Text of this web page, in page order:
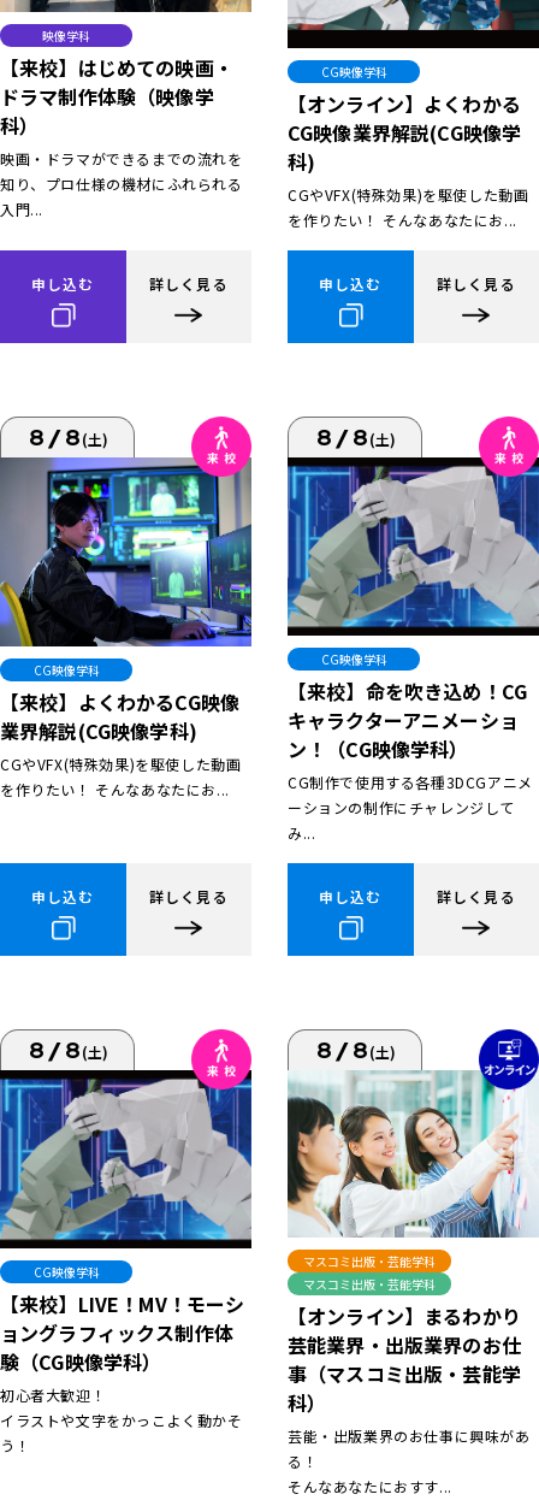
映像学科
【来校】はじめての映画・
ドラマ制作体験（映像学
科）
映画・ドラマができるまでの流れを
知り、プロ仕様の機材にふれられる
入門...
申し込む 詳しく見る
CG映像学科
【オンライン】よくわかる
CG映像業界解説(CG映像学
科)
CGやVFX(特殊効果)を駆使した動画
を作りたい！ そんなあなたにお...
申し込む 詳しく見る
8/8(土)
CG映像学科
【来校】よくわかるCG映像
業界解説(CG映像学科)
CGやVFX(特殊効果)を駆使した動画
を作りたい！ そんなあなたにお...
申し込む 詳しく見る
8/8(土)
CG映像学科
【来校】命を吹き込め！CG
キャラクターアニメーショ
ン！（CG映像学科）
CG制作で使用する各種3DCGアニメ
ーションの制作にチャレンジして
み...
申し込む 詳しく見る
8/8(土)
CG映像学科
【来校】LIVE！MV！モーシ
ョングラフィックス制作体
験（CG映像学科）
初心者大歓迎！
イラストや文字をかっこよく動かそ
う！
8/8(土)
マスコミ出版・芸能学科
マスコミ出版・芸能学科
【オンライン】まるわかり
芸能業界・出版業界のお仕
事（マスコミ出版・芸能学
科）
芸能・出版業界のお仕事に興味があ
る！
そんなあなたにおすす...